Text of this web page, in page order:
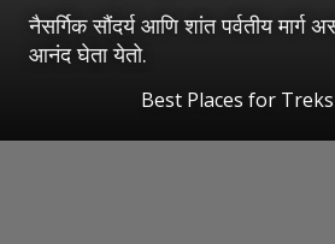
नैसर्गिक सौंदर्य आणि शांत पर्वतीय मार्ग
आनंद घेता येतो.
Best Places for